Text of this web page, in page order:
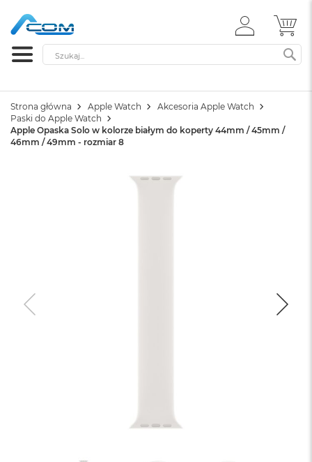
ZALOGUJ
SIĘ
Szukaj
Strona główna Apple Watch
Akcesoria Apple Watch
Paski do Apple Watch
Apple Opaska Solo w kolorze białym do koperty 44mm / 45mm /
46mm / 49mm - rozmiar 8